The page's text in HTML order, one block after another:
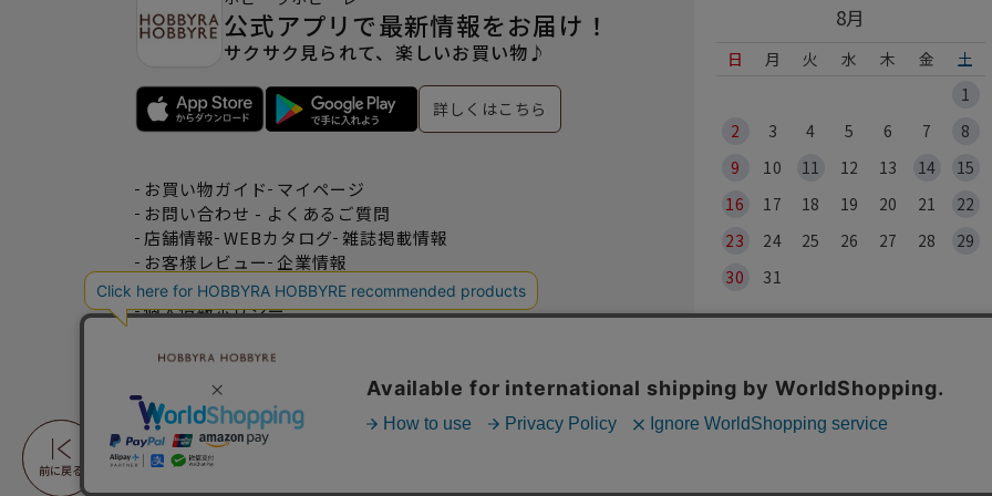
前に戻る
前に戻る
8月
日 月 火 水 木 金
土
1
2
3 4 5 6 7
8
9
10 11 12 13 14
15
16
17 18 19 20 21
22
23
24 25 26 27 28
29
30
31
※各実店舗
公式アプリで最新情報をお届け！
サクサク見られて、楽しいお買い物♪
詳しくはこちら
お買い物ガイド マイページ
お問い合わせ - よくあるご質問
店舗情報 WEBカタログ 雑誌掲載情報
お客様レビュー 企業情報
特定商取引法表記 利用規約
個人情報ポリシー
おトクな情報♪メルマガ登録